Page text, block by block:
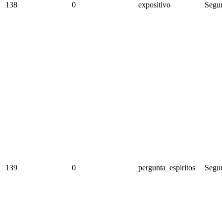
138 0 expositivo
139 0 pergunta_espiritos